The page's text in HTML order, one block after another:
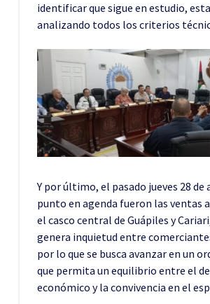
identificar que sigue en estudio,
analizando todos los criterios
Y por último, el pasado jueves 28 de
punto en agenda fueron las ventas
el casco central de Guápiles y
genera inquietud entre
por lo que se busca avanzar en un
que permita un equilibrio entre el
económico y la convivencia en el